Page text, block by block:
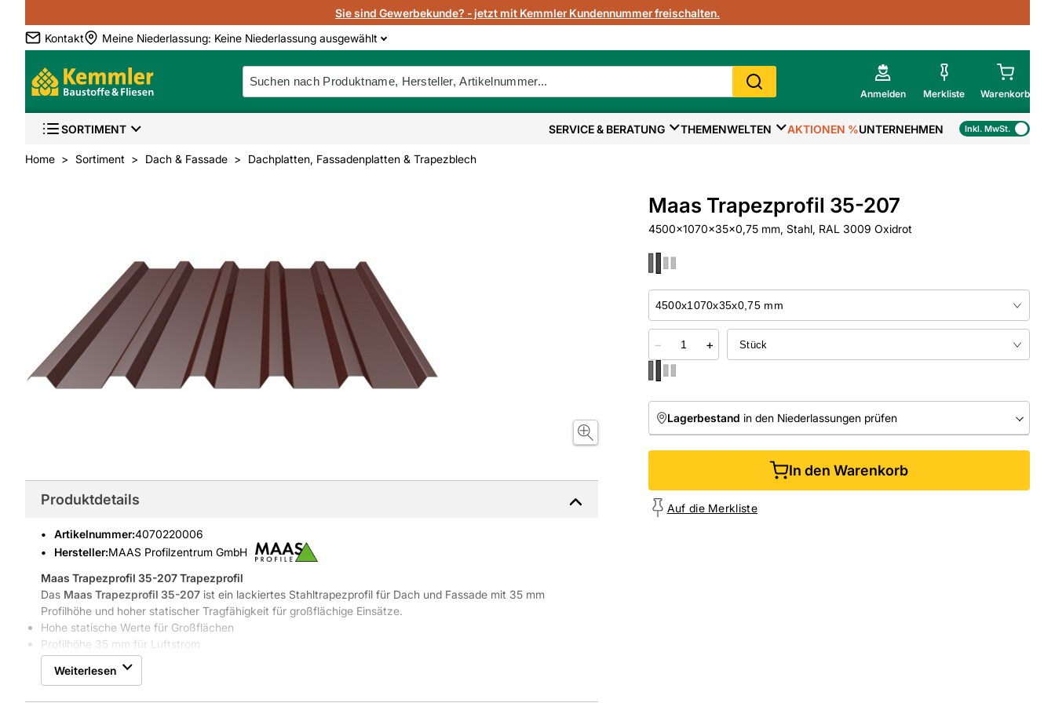
Sie sind Gewerbekunde? - jetzt mit Kemmler Kundennummer freischalten.
Kontakt
Meine Niederlassung: Keine Niederlassung ausgewählt
Anmelden Merkliste Warenkorb
Mein Warenkorb
Zur Kasse
SORTIMENT SERVICE & BERATUNG THEMENWELTEN AKTIONEN %UNTERNEHMEN Inkl. MwSt.
Home Sortiment Dach & Fassade Dachplatten, Fassadenplatten & Trapezblech
Maas Trapezprofil 35-207
4500x1070x35x0,75 mm, Stahl, RAL 3009 Oxidrot
− +
Lagerbestand in den Niederlassungen prüfen
NIEDERLASSUNGEN
In den Warenkorb
Auf die Merkliste
Produktdetails
Artikelnummer:4070220006
Hersteller:MAAS Profilzentrum GmbH
Maas Trapezprofil 35-207Trapezprofil
Das Maas Trapezprofil 35-207 ist ein lackiertes Stahltrapezprofil für Dach und Fassade mit 35 mm
Profilhöhe und hoher statischer Tragfähigkeit für großflächige Einsätze.
Hohe statische Werte für Großflächen
Profilhöhe 35 mm für Luftstrom
Lackierte Stahloberfläche in RAL 3009
Geeignet ab Regeldachneigung 8 Grad
Weiterlesen